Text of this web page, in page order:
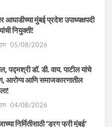
आघाडीच्या मुंबई प्रदेश उपाध्यक्षपदी
नियुक्ती!
05/08/2026
पद्मश्री डॉ. डी. वाय. पाटील यांचे
आरोग्य आणि समाजकारणातील
04/08/2026
निर्मितीसाठी ‘ड्रग फ्री मुंबई’